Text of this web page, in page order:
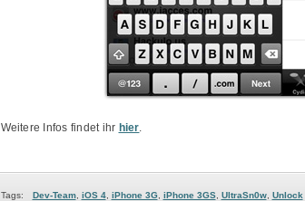
Weitere Infos findet ihr hier.
Tags: Dev-Team, iOS 4, iPhone 3G, iPhone 3GS, UltraSn0w, Unlock